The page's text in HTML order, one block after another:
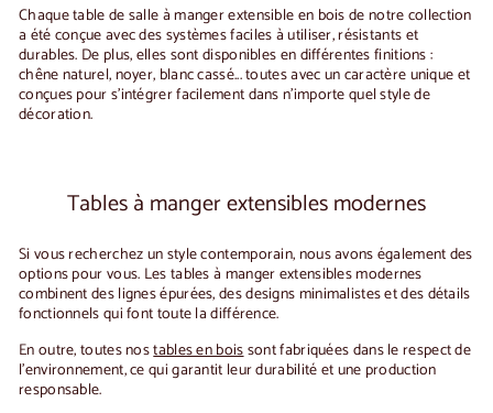
Chaquetable de salle à manger extensible en boisde notre collection
a été conçue avec des systèmes faciles à utiliser, résistants et
durables. De plus, elles sont disponibles en différentes finitions :
chêne naturel, noyer, blanc cassé... toutes avec un caractère unique et
conçues pour s'intégrer facilement dans n'importe quel style de
décoration.
Tables à manger extensibles modernes
Si vous recherchez un style contemporain, nous avons également des
options pour vous. Lestables à manger extensibles modernes
combinent des lignes épurées, des designs minimalistes et des détails
fonctionnels qui font toute la différence.
En outre, toutes nostables en boissont fabriquées dans le respect de
l'environnement, ce qui garantit leur durabilité et une production
responsable.